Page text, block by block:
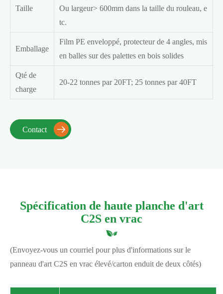
Taille
Ou largeur> 600mm dans la taille du rouleau, e
tc.
Emballage
Film PE enveloppé, protecteur de 4 angles, mis
en balles sur des palettes en bois solides
Qté de
charge
20-22 tonnes par 20FT; 25 tonnes par 40FT
Contact 
Spécification de haute planche d'art
C2S en vrac
(Envoyez-vous un courriel pour plus d'informations sur le
panneau d'art C2S en vrac élevé/carton enduit de deux côtés)